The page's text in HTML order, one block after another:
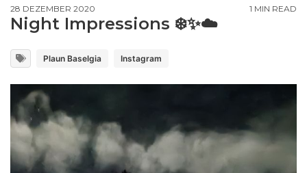
28 DEZEMBER 2020 1 MIN READ
Night Impressions ❄️✨☁️
Plaun Baselgia Instagram